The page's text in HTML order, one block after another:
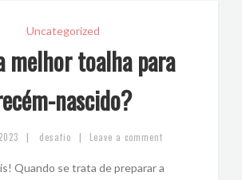
Uncategorized
melhor toalha para
nascido?
| desafio | Leave a comment
Quando se trata de preparar a